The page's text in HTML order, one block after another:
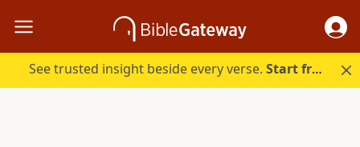
See trusted insight beside every verse.Start free.